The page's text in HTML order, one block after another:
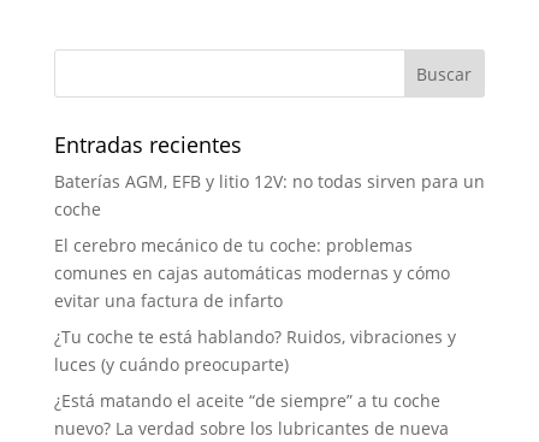
Entradas recientes
Baterías AGM, EFB y litio 12V: no todas sirven para un
coche
El cerebro mecánico de tu coche: problemas
comunes en cajas automáticas modernas y cómo
evitar una factura de infarto
¿Tu coche te está hablando? Ruidos, vibraciones y
luces (y cuándo preocuparte)
¿Está matando el aceite “de siempre” a tu coche
nuevo? La verdad sobre los lubricantes de nueva